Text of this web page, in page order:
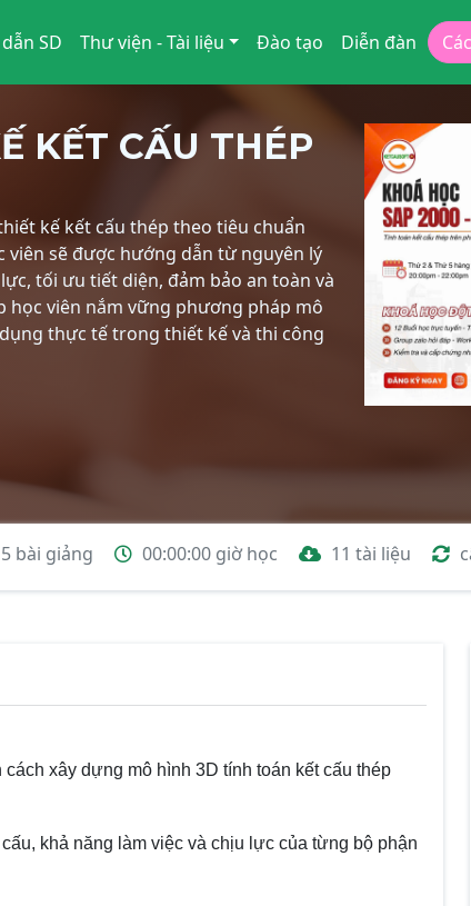
SD Thư viện - Tài liệu Đào tạo Diễn đàn
KẾT CẤU THÉP
kế kết cấu thép theo tiêu chuẩn
viên sẽ được hướng dẫn từ nguyên lý
tối ưu tiết diện, đảm bảo an toàn và
học viên nắm vững phương pháp mô
thực tế trong thiết kế và thi công
bài giảng 00:00:00 giờ học 11 tài liệu
xây dựng mô hình 3D tính toán kết cấu thép
khả năng làm việc và chịu lực của từng bộ phận